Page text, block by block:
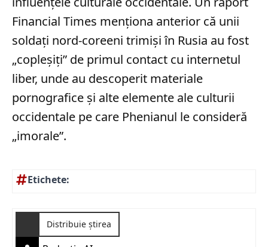
Financial Times menționa anterior că unii
soldați nord-coreeni trimiși în Rusia au fost
„copleșiți” de primul contact cu internetul
liber, unde au descoperit materiale
pornografice și alte elemente ale culturii
occidentale pe care Phenianul le consideră
„imorale”.
Etichete:
Distribuie știrea